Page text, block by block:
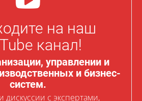
на наш
канал!
управлении и
и бизнес-
систем.
с экспертами,